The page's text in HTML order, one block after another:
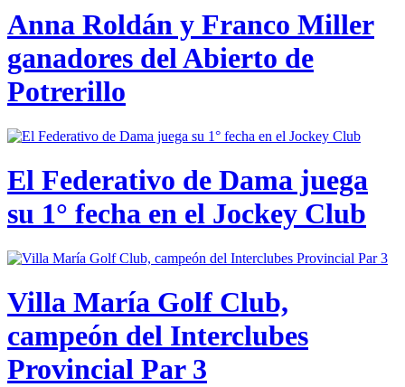
Anna Roldán y Franco Miller
ganadores del Abierto de
Potrerillo
El Federativo de Dama juega
su 1° fecha en el Jockey Club
Villa María Golf Club,
campeón del Interclubes
Provincial Par 3